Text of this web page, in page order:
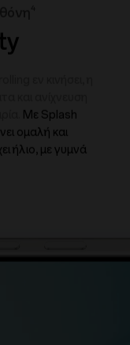
Με Splash
ομαλή και
ήλιο, με γυμνά